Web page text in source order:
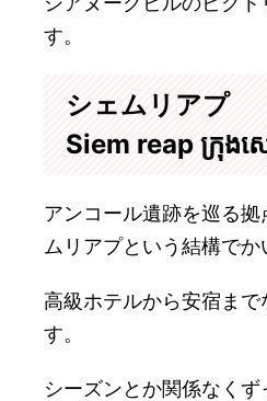
す。
シェムリアプ
Siem reap ក្រុងស
アンコール遺跡を巡る
ムリアプという結構でか
高級ホテルから安宿まで
す。
シーズンとか関係なく